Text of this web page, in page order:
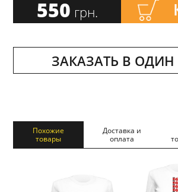
550 грн.
ЗАКАЗАТЬ В
Похожие
товары
Доставка и
оплата